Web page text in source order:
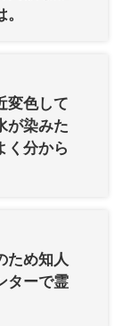
変色して
が染みた
く分から
ため知人
ターで霊